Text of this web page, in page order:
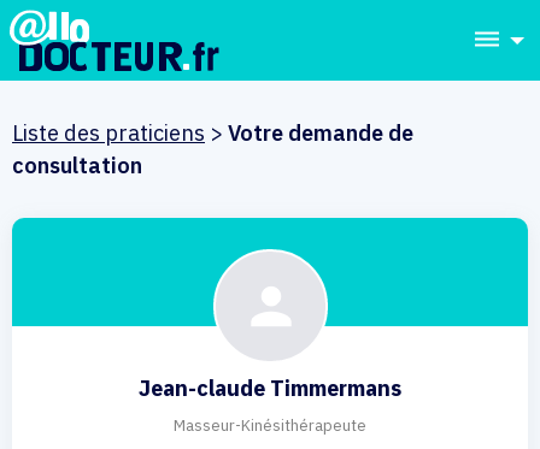
dehaze
Liste des praticiens > Votre demande de
consultation
Jean-claude Timmermans
Masseur-Kinésithérapeute